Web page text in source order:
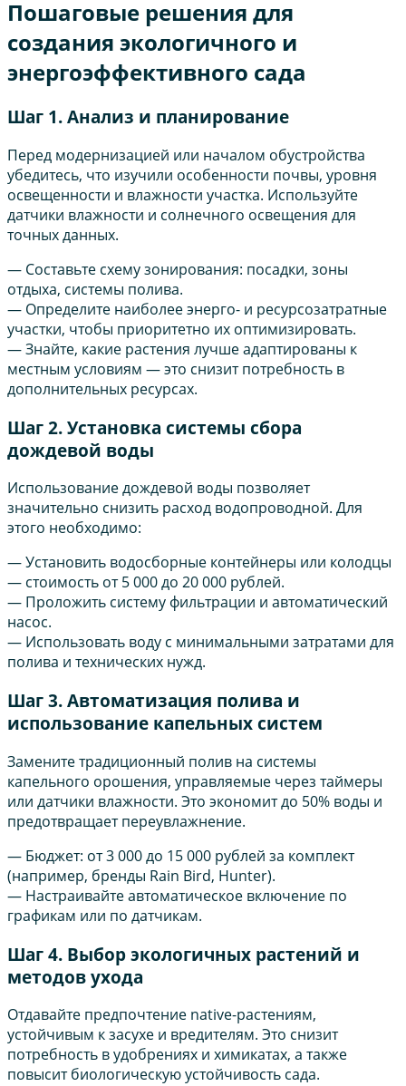
Пошаговые решения для
создания экологичного и
энергоэффективного сада
Шаг 1. Анализ и планирование
Перед модернизацией или началом обустройства
убедитесь, что изучили особенности почвы, уровня
освещенности и влажности участка. Используйте
датчики влажности и солнечного освещения для
точных данных.
— Составьте схему зонирования: посадки, зоны
отдыха, системы полива.
— Определите наиболее энерго- и ресурсозатратные
участки, чтобы приоритетно их оптимизировать.
— Знайте, какие растения лучше адаптированы к
местным условиям — это снизит потребность в
дополнительных ресурсах.
Шаг 2. Установка системы сбора
дождевой воды
Использование дождевой воды позволяет
значительно снизить расход водопроводной. Для
этого необходимо:
— Установить водосборные контейнеры или колодцы
— стоимость от 5 000 до 20 000 рублей.
— Проложить систему фильтрации и автоматический
насос.
— Использовать воду с минимальными затратами для
полива и технических нужд.
Шаг 3. Автоматизация полива и
использование капельных систем
Замените традиционный полив на системы
капельного орошения, управляемые через таймеры
или датчики влажности. Это экономит до 50% воды и
предотвращает переувлажнение.
— Бюджет: от 3 000 до 15 000 рублей за комплект
(например, бренды Rain Bird, Hunter).
— Настраивайте автоматическое включение по
графикам или по датчикам.
Шаг 4. Выбор экологичных растений и
методов ухода
Отдавайте предпочтение native-растениям,
устойчивым к засухе и вредителям. Это снизит
потребность в удобрениях и химикатах, а также
повысит биологическую устойчивость сада.